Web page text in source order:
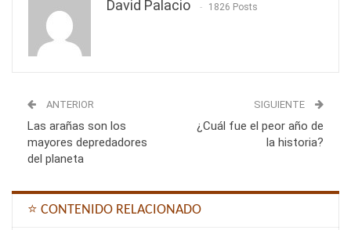
David Palacio 1826 Posts
ANTERIOR
Las arañas son los
mayores depredadores
del planeta
SIGUIENTE
¿Cuál fue el peor año de
la historia?
⭐ CONTENIDO RELACIONADO